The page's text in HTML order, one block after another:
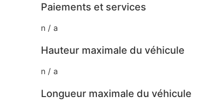
Paiements et services
n / a
Hauteur maximale du véhicule
n / a
Longueur maximale du véhicule